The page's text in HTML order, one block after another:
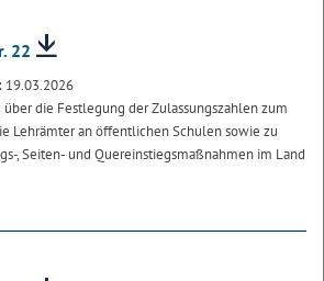
22
19.03.2026
über die Festlegung der Zulassungszahlen zum
Lehrämter an öffentlichen Schulen sowie zu
, Seiten- und Quereinstiegsmaßnahmen im Land